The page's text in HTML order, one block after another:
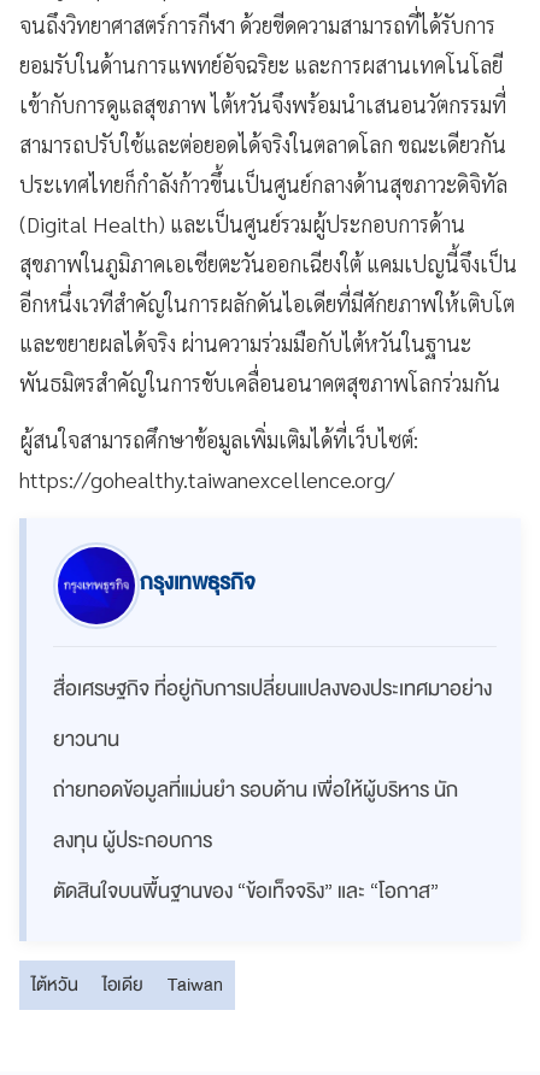
จนถึงวิทยาศาสตร์การกีฬา ด้วยขีดความสามารถที่ได้รับการ
ยอมรับในด้านการแพทย์อัจฉริยะ และการผสานเทคโนโลยี
เข้ากับการดูแลสุขภาพ ไต้หวันจึงพร้อมนำเสนอนวัตกรรมที่
สามารถปรับใช้และต่อยอดได้จริงในตลาดโลก ขณะเดียวกัน
ประเทศไทยก็กำลังก้าวขึ้นเป็นศูนย์กลางด้านสุขภาวะดิจิทัล
(Digital Health) และเป็นศูนย์รวมผู้ประกอบการด้าน
สุขภาพในภูมิภาคเอเชียตะวันออกเฉียงใต้ แคมเปญนี้จึงเป็น
อีกหนึ่งเวทีสำคัญในการผลักดันไอเดียที่มีศักยภาพให้เติบโต
และขยายผลได้จริง ผ่านความร่วมมือกับไต้หวันในฐานะ
พันธมิตรสำคัญในการขับเคลื่อนอนาคตสุขภาพโลกร่วมกัน
ผู้สนใจสามารถศึกษาข้อมูลเพิ่มเติมได้ที่เว็บไซต์:
https://gohealthy.taiwanexcellence.org/
กรุงเทพธุรกิจ
สื่อเศรษฐกิจ ที่อยู่กับการเปลี่ยนแปลงของประเทศมาอย่าง
ยาวนาน
ถ่ายทอดข้อมูลที่แม่นยำ รอบด้าน เพื่อให้ผู้บริหาร นัก
ลงทุน ผู้ประกอบการ
ตัดสินใจบนพื้นฐานของ “ข้อเท็จจริง” และ “โอกาส”
ไต้หวัน ไอเดีย Taiwan